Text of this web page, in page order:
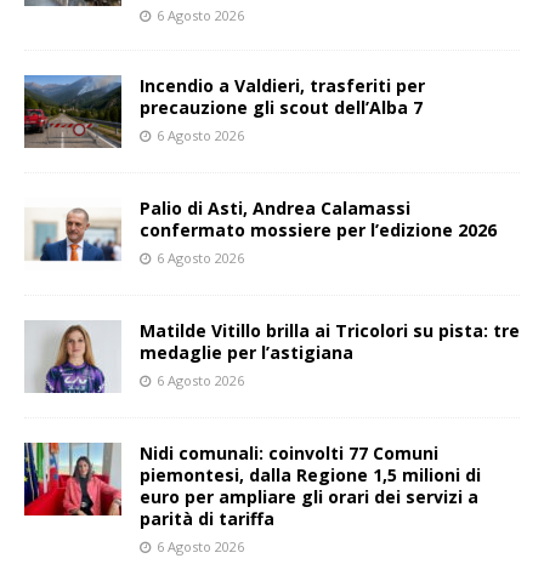
6 Agosto 2026
Incendio a Valdieri, trasferiti per
precauzione gli scout dell’Alba 7
6 Agosto 2026
Palio di Asti, Andrea Calamassi
confermato mossiere per l’edizione 2026
6 Agosto 2026
Matilde Vitillo brilla ai Tricolori su pista: tre
medaglie per l’astigiana
6 Agosto 2026
Nidi comunali: coinvolti 77 Comuni
piemontesi, dalla Regione 1,5 milioni di
euro per ampliare gli orari dei servizi a
parità di tariffa
6 Agosto 2026